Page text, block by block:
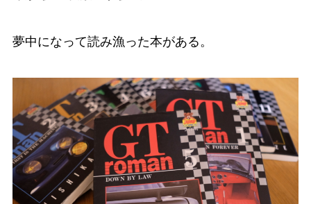
夢中になって読み漁った本がある。